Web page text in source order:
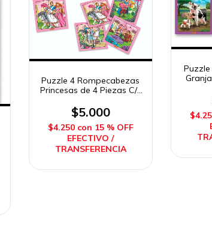
Puzzle 4 Rompecabezas
Princesas de 4 Piezas C/u
$5.000
$4.250 con 15 % OFF
EFECTIVO /
TRANSFERENCIA